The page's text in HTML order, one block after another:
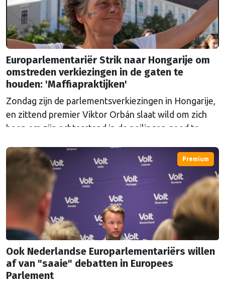
Europarlementariër Strik naar Hongarije om
omstreden verkiezingen in de gaten te
houden: 'Maffiapraktijken'
Zondag zijn de parlementsverkiezingen in Hongarije,
en zittend premier Viktor Orbán slaat wild om zich
heen om zijn achterstand in de peilingen goed te
eigen ogen zien of de verkiezingen eerlijk verlopen.
Premium
Ook Nederlandse Europarlementariërs willen
af van "saaie" debatten in Europees
Parlement